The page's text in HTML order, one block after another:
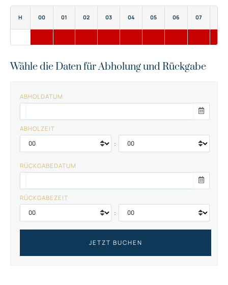
H 00 01 02 03 04 05 06 07
Wähle die Daten für Abholung und Rückgabe
ABHOLDATUM
ABHOLZEIT
:
RÜCKGABEDATUM
RÜCKGABEZEIT
: